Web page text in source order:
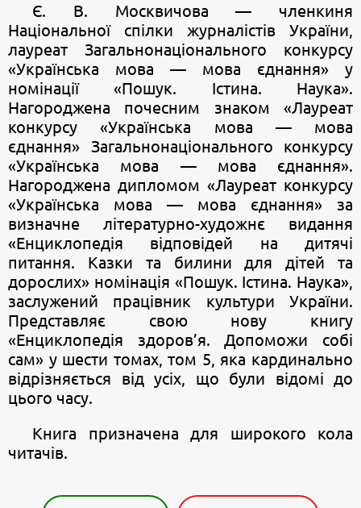
Є. В. Москвичова — членкиня
Національної спілки журналістів України,
лауреат Загальнонаціонального конкурсу
«Українська мова — мова єднання» у
номінації «Пошук. Істина. Наука».
Нагороджена почесним знаком «Лауреат
конкурсу «Українська мова — мова
єднання» Загальнонаціонального конкурсу
«Українська мова — мова єднання».
Нагороджена дипломом «Лауреат конкурсу
«Українська мова — мова єднання» за
визначне літературно-художнє видання
«Енциклопедія відповідей на дитячі
питання. Казки та билини для дітей та
дорослих» номінація «Пошук. Істина. Наука»,
заслужений працівник культури України.
Представляє свою нову книгу
«Енциклопедія здоров’я. Допоможи собі
сам» у шести томах, том 5, яка кардинально
відрізняється від усіх, що були відомі до
цього часу.
Книга призначена для широкого кола
читачів.